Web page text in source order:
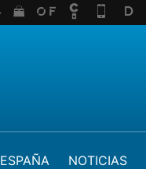
ESPAÑA NOTICIAS